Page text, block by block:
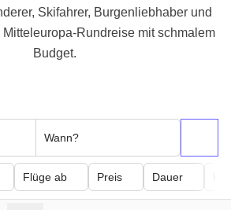
Skifahrer, Burgenliebhaber und
Rundreise mit schmalem
Budget.
Wann?
Flüge ab Preis Dauer